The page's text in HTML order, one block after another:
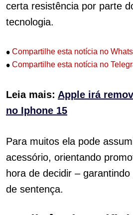
certa resistência por parte
tecnologia.
• Compartilhe esta notícia no
• Compartilhe esta notícia no
Leia mais: Apple irá
no Iphone 15
Para muitos ela pode
acessório, orientando
hora de decidir –
de sentença.